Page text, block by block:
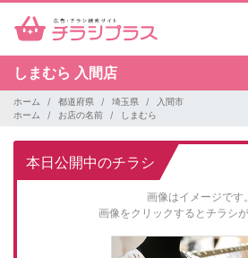
しまむら 入間店
ホーム 都道府県 埼玉県
入間市
ホーム
お店の名前 しまむら
本日公開中のチラシ
画像はイメージです。
画像をクリックするとチラシが